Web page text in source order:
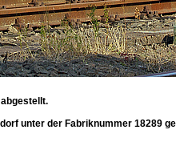
unter der Fabriknummer 18289